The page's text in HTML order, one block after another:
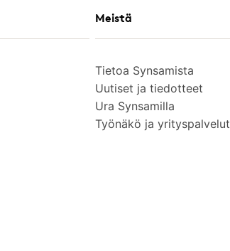
Meistä
Tietoa Synsamista
Uutiset ja tiedotteet
Ura Synsamilla
Työnäkö ja yrityspalvelut